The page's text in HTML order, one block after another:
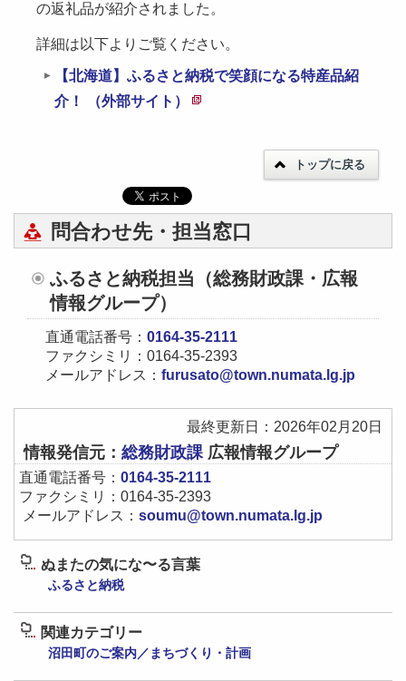
き
の返礼品が紹介されました。
詳細は以下よりご覧ください。
【北海道】ふるさと納税で笑顔になる特産品紹
介！ （外部サイト）
ー
ジ
で
開
ま
す
トップに戻る
問合わせ先・担当窓口
ふるさと納税担当（総務財政課・広報
情報グループ）
直通電話番号： 0164-35-2111
ファクシミリ：0164-35-2393
メールアドレス： furusato@town.numata.lg.jp
最終更新日：2026年02月20日
情報発信元： 総務財政課 広報情報グループ
直通電話番号： 0164-35-2111
ファクシミリ：0164-35-2393
メールアドレス： soumu@town.numata.lg.jp
ぬまたの気にな〜る言葉
ふるさと納税
関連カテゴリー
沼田町のご案内／まちづくり・計画